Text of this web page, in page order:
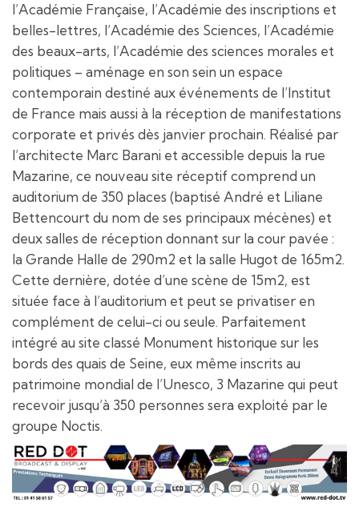
l’Académie Française, l’Académie des inscriptions et
belles-lettres, l’Académie des Sciences, l’Académie
des beaux-arts, l’Académie des sciences morales et
politiques – aménage en son sein un espace
contemporain destiné aux événements de l’Institut
de France mais aussi à la réception de manifestations
corporate et privés dès janvier prochain. Réalisé par
l’architecte Marc Barani et accessible depuis la rue
Mazarine, ce nouveau site réceptif comprend un
auditorium de 350 places (baptisé André et Liliane
Bettencourt du nom de ses principaux mécènes) et
deux salles de réception donnant sur la cour pavée :
la Grande Halle de 290m2 et la salle Hugot de 165m2.
Cette dernière, dotée d’une scène de 15m2, est
située face à l’auditorium et peut se privatiser en
complément de celui-ci ou seule. Parfaitement
intégré au site classé Monument historique sur les
bords des quais de Seine, eux même inscrits au
patrimoine mondial de l’Unesco, 3 Mazarine qui peut
recevoir jusqu’à 350 personnes sera exploité par le
groupe Noctis.